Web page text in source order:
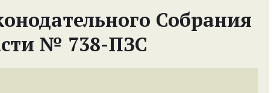
Собрания
№ 738-ПЗС